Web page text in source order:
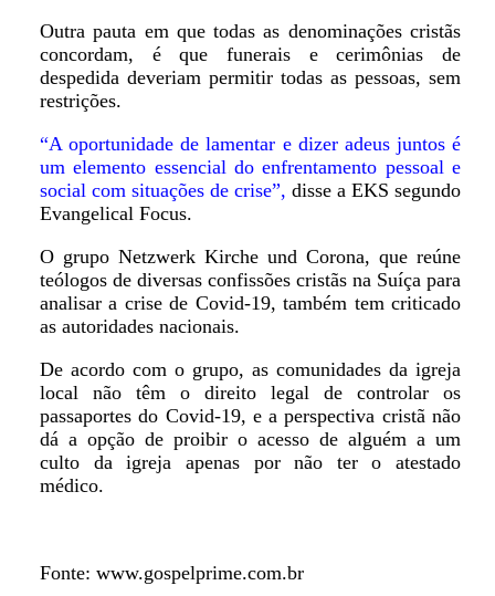
Outra pauta em que todas as denominações cristãs
concordam, é que funerais e cerimônias de
despedida deveriam permitir todas as pessoas, sem
restrições.
“A oportunidade de lamentar e dizer adeus juntos é
um elemento essencial do enfrentamento pessoal e
social com situações de crise”, disse a EKS segundo
Evangelical Focus.
O grupo Netzwerk Kirche und Corona, que reúne
teólogos de diversas confissões cristãs na Suíça para
analisar a crise de Covid-19, também tem criticado
as autoridades nacionais.
De acordo com o grupo, as comunidades da igreja
local não têm o direito legal de controlar os
passaportes do Covid-19, e a perspectiva cristã não
dá a opção de proibir o acesso de alguém a um
culto da igreja apenas por não ter o atestado
médico.
Fonte: www.gospelprime.com.br